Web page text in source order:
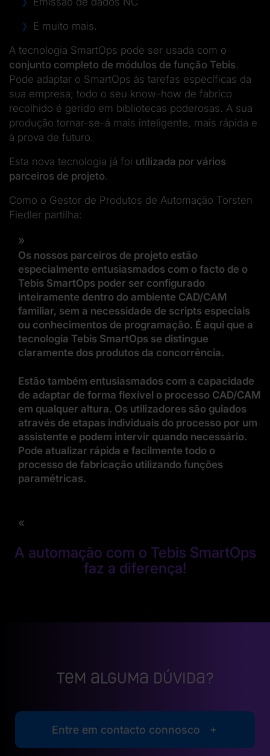
E muito mais.
A tecnologia SmartOps pode ser usada com o
conjunto completo de módulos de função Tebis.
Pode adaptar o SmartOps às tarefas específicas da
sua empresa; todo o seu know-how de fabrico
recolhido é gerido em bibliotecas poderosas. A sua
produção tornar-se-á mais inteligente, mais rápida e
à prova de futuro.
Esta nova tecnologia já foi utilizada por vários
parceiros de projeto.
Como o Gestor de Produtos de Automação Torsten
Fiedler partilha:
Os nossos parceiros de projeto estão
especialmente entusiasmados com o facto de o
Tebis SmartOps poder ser configurado
inteiramente dentro do ambiente CAD/CAM
familiar, sem a necessidade de scripts especiais
ou conhecimentos de programação. É aqui que a
tecnologia Tebis SmartOps se distingue
claramente dos produtos da concorrência.
Estão também entusiasmados com a capacidade
de adaptar de forma flexível o processo CAD/CAM
em qualquer altura. Os utilizadores são guiados
através de etapas individuais do processo por um
assistente e podem intervir quando necessário.
Pode atualizar rápida e facilmente todo o
processo de fabricação utilizando funções
paramétricas.
A automação com o Tebis SmartOps
faz a diferença!
Tem alguma dúvida?
Entre em contacto connosco